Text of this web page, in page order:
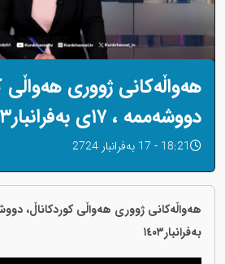
هەواڵەکانی ژووری هەواڵی
دووشەممە ، ‌١٧ی بەفرانبار١٤٠٣
18:21 - 17 بەفرانبار 2724
بەفرانبار١٤٠٣